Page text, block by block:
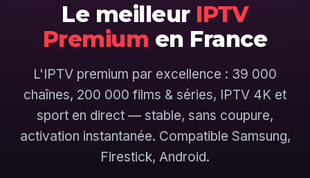
Le meilleur IPTV
Premium en France
L'IPTV premium par excellence : 39 000
chaînes, 200 000 films & séries, IPTV 4K et
sport en direct — stable, sans coupure,
activation instantanée. Compatible Samsung,
Firestick, Android.